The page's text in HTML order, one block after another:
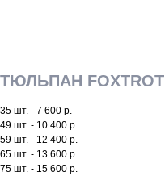
ТЮЛЬПАН FOXTROT
35 шт. - 7 600 р.
49 шт. - 10 400 р.
59 шт. - 12 400 р.
65 шт. - 13 600 р.
75 шт. - 15 600 р.